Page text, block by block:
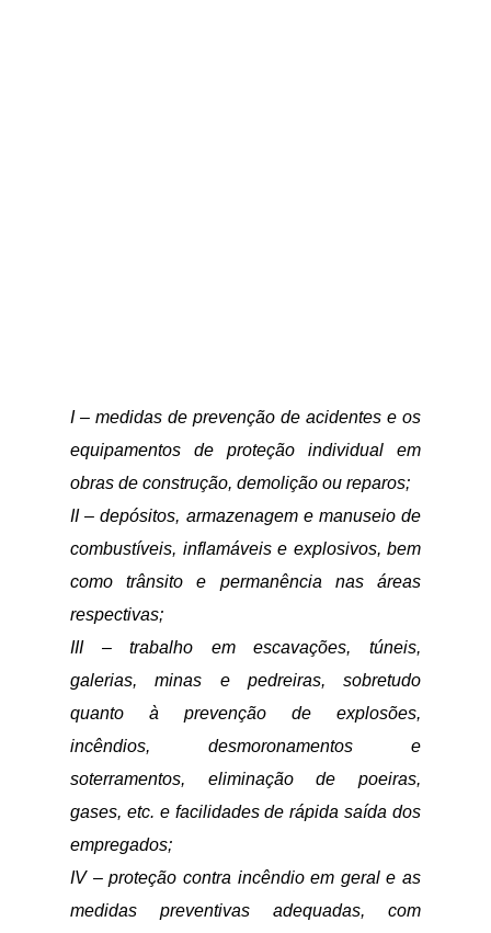
I – medidas de prevenção de acidentes e os
equipamentos de proteção individual em
obras de construção, demolição ou reparos;
II – depósitos, armazenagem e manuseio de
combustíveis, inflamáveis e explosivos, bem
como trânsito e permanência nas áreas
respectivas;
III – trabalho em escavações, túneis,
galerias, minas e pedreiras, sobretudo
quanto à prevenção de explosões,
incêndios, desmoronamentos e
soterramentos, eliminação de poeiras,
gases, etc. e facilidades de rápida saída dos
empregados;
IV – proteção contra incêndio em geral e as
medidas preventivas adequadas, com